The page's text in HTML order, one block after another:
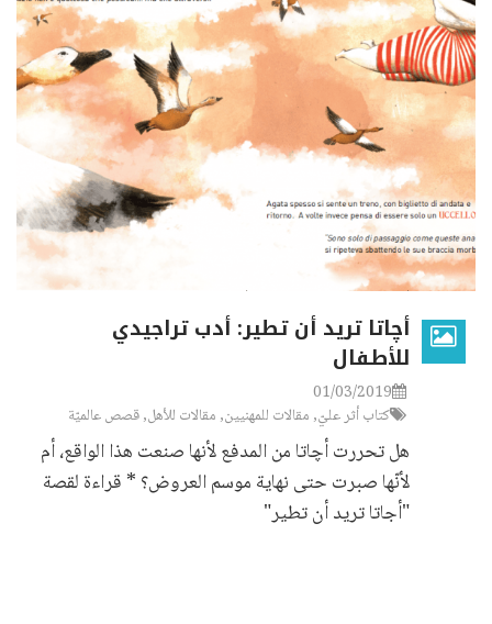
أچاتا تريد أن تطير: أدب تراجيدي
للأطفال
01/03/2019
كتاب أثر عليّ, مقالات للمهنيين, مقالات للأهل,قصص عالميّة
هل تحررت أچاتا من المدفع لأنها صنعت هذا الواقع، أم
لأنّها صبرت حتى نهاية موسم العروض؟ * قراءة لقصة
"أجاتا تريد أن تطير"